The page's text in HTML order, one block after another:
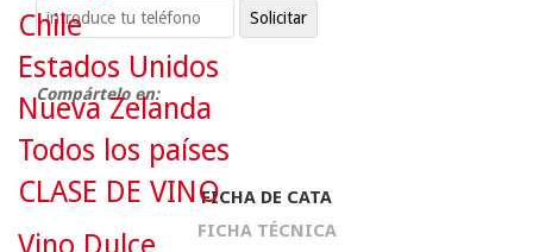
Compártelo en:
FICHA DE CATA
FICHA TÉCNICA
Chile
Estados Unidos
Nueva Zelanda
Todos los países
CLASE DE VINO